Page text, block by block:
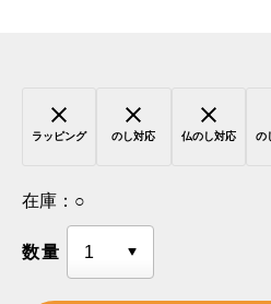
ラッピング のし対応 仏のし対応 の
在庫： ○
数量